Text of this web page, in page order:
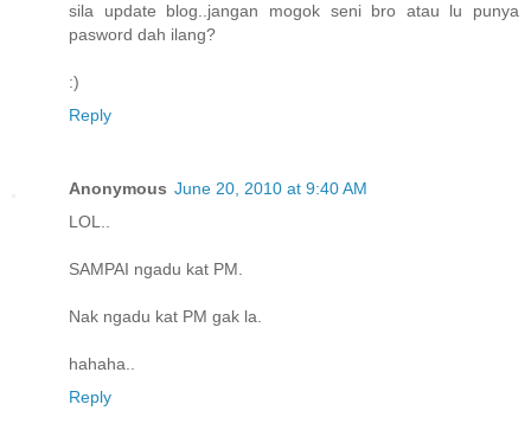
sila update blog..jangan mogok seni bro atau lu punya
pasword dah ilang?
:)
Reply
Anonymous June 20, 2010 at 9:40 AM
LOL..
SAMPAI ngadu kat PM.
Nak ngadu kat PM gak la.
hahaha..
Reply